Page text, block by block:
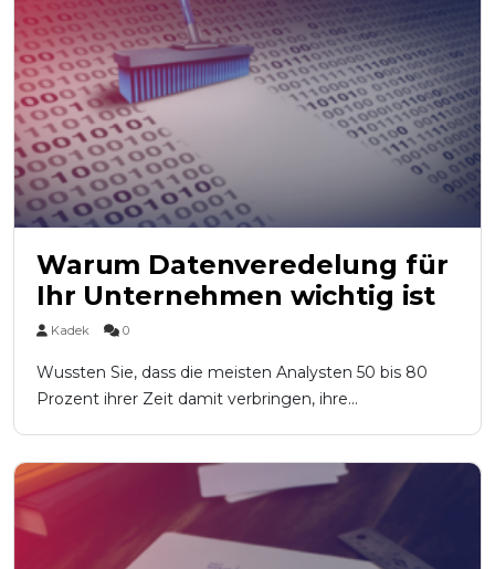
Warum Datenveredelung für
Ihr Unternehmen wichtig ist
Kadek 0
Wussten Sie, dass die meisten Analysten 50 bis 80
Prozent ihrer Zeit damit verbringen, ihre...